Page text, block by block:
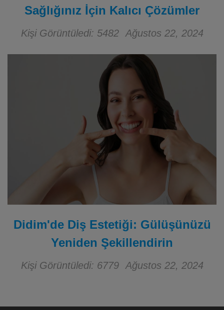
Sağlığınız İçin Kalıcı Çözümler
Kişi Görüntüledi: 5482 Ağustos 22, 2024
Didim'de Diş Estetiği: Gülüşünüzü
Yeniden Şekillendirin
Kişi Görüntüledi: 6779 Ağustos 22, 2024